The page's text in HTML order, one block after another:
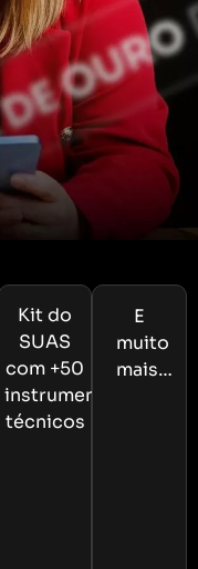
Kit do
SUAS
com +50
instrumentos
técnicos
E
muito
mais…